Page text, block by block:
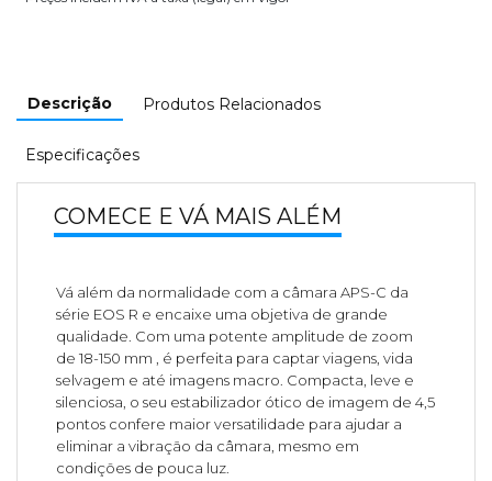
Descrição Produtos Relacionados
Especificações
COMECE E VÁ MAIS ALÉM
Vá além da normalidade com a câmara APS-C da
série EOS R e encaixe uma objetiva de grande
qualidade. Com uma potente amplitude de zoom
de 18-150 mm , é perfeita para captar viagens, vida
selvagem e até imagens macro. Compacta, leve e
silenciosa, o seu estabilizador ótico de imagem de 4,5
pontos confere maior versatilidade para ajudar a
eliminar a vibração da câmara, mesmo em
condições de pouca luz.